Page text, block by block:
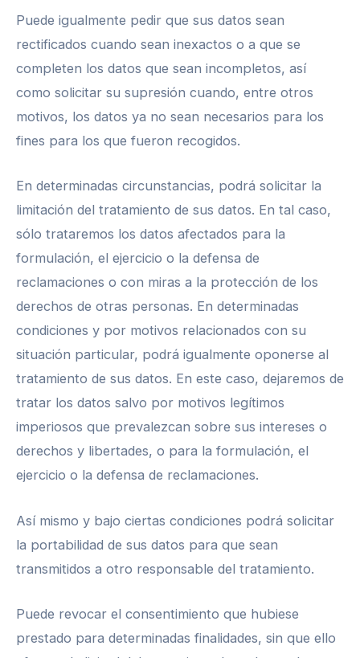
Puede igualmente pedir que sus datos sean
rectificados cuando sean inexactos o a que se
completen los datos que sean incompletos, así
como solicitar su supresión cuando, entre otros
motivos, los datos ya no sean necesarios para los
fines para los que fueron recogidos.
En determinadas circunstancias, podrá solicitar la
limitación del tratamiento de sus datos. En tal caso,
sólo trataremos los datos afectados para la
formulación, el ejercicio o la defensa de
reclamaciones o con miras a la protección de los
derechos de otras personas. En determinadas
condiciones y por motivos relacionados con su
situación particular, podrá igualmente oponerse al
tratamiento de sus datos. En este caso, dejaremos de
tratar los datos salvo por motivos legítimos
imperiosos que prevalezcan sobre sus intereses o
derechos y libertades, o para la formulación, el
ejercicio o la defensa de reclamaciones.
Así mismo y bajo ciertas condiciones podrá solicitar
la portabilidad de sus datos para que sean
transmitidos a otro responsable del tratamiento.
Puede revocar el consentimiento que hubiese
prestado para determinadas finalidades, sin que ello